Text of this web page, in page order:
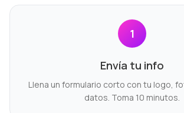
1
Envía tu info
Llena un formulario corto con tu logo,
datos. Toma 10 minutos.